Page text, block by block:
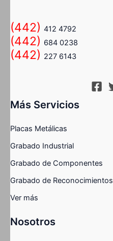
(442) 412 4792
(442) 684 0238
(442) 227 6143
Más Servicios
Placas Metálicas
Grabado Industrial
Grabado de Componentes
Grabado de Reconocimientos
Ver más
Nosotros